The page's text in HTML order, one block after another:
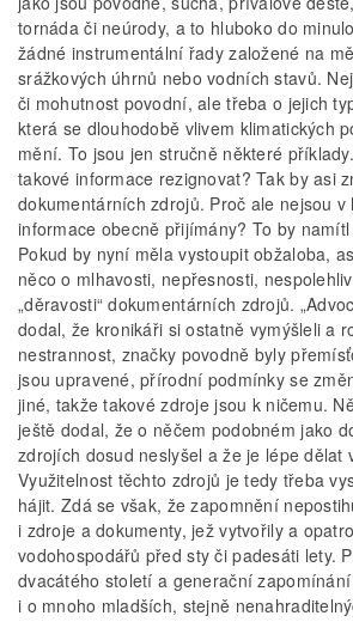
tornáda či neúrody, a to hluboko do
žádné instrumentální řady založené na
srážkových úhrnů nebo vodních stavů.
či mohutnost povodní, ale třeba o jejich
která se dlouhodobě vlivem klimatických
mění. To jsou jen stručně některé
takové informace rezignovat? Tak by asi
dokumentárních zdrojů. Proč ale nejsou v
informace obecně přijímány? To by
Pokud by nyní měla vystoupit obžaloba,
něco o mlhavosti, nepřesnosti,
„děravosti“ dokumentárních zdrojů.
dodal, že kronikáři si ostatně vymýšleli a
nestrannost, značky povodně byly
jsou upravené, přírodní podmínky se
jiné, takže takové zdroje jsou k ničemu.
ještě dodal, že o něčem podobném jako
zdrojích dosud neslyšel a že je lépe dělat
Využitelnost těchto zdrojů je tedy třeba
hájit. Zdá se však, že zapomnění
i zdroje a dokumenty, jež vytvořily a
vodohospodářů před sty či padesáti lety.
dvacátého století a generační
i o mnoho mladších, stejně